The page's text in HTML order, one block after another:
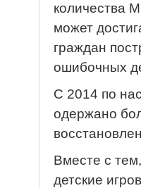
количества
может
граждан
ошибочных
С 2014 по
одержано
Вместе с
детские